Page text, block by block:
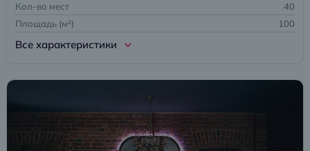
Кол-во мест
40
Площадь (м²)
100
Все характеристики